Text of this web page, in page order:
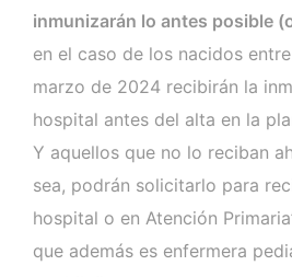
inmunizarán lo antes posible
en el caso de los nacidos
marzo de 2024 recibirán la
hospital antes del alta en la
Y aquellos que no lo reciban
sea, podrán solicitarlo para
hospital o en Atención
que además es enfermera